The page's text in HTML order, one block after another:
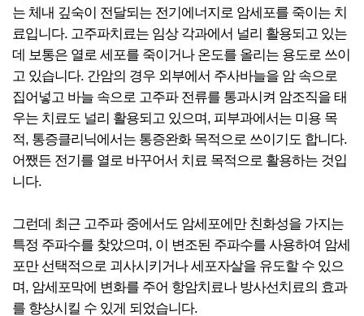
는 체내 깊숙이 전달되는 전기에너지로 암세포를 죽이는 치
료입니다. 고주파치료는 임상 각과에서 널리 활용되고 있는
데 보통은 열로 세포를 죽이거나 온도를 올리는 용도로 쓰이
고 있습니다. 간암의 경우 외부에서 주사바늘을 암 속으로
집어넣고 바늘 속으로 고주파 전류를 통과시켜 암조직을 태
우는 치료도 널리 활용되고 있으며, 피부과에서는 미용 목
적, 통증클리닉에서는 통증완화 목적으로 쓰이기도 합니다.
어쨌든 전기를 열로 바꾸어서 치료 목적으로 활용하는 것입
니다.
그런데 최근 고주파 중에서도 암세포에만 친화성을 가지는
특정 주파수를 찾았으며, 이 변조된 주파수를 사용하여 암세
포만 선택적으로 괴사시키거나 세포자살을 유도할 수 있으
며, 암세포막에 변화를 주어 항암치료나 방사선치료의 효과
를 향상시킬 수 있게 되었습니다.